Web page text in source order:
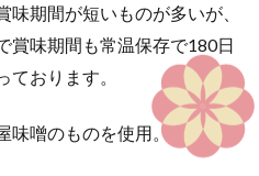
期間が短いものが多いが、
賞味期間も常温保存で180日
ております。
味噌のものを使用。